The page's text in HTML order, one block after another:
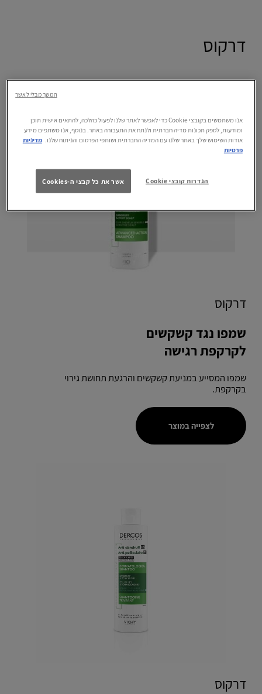
דרקוס
דרקוס
שמפו נגד קשקשים
לקרקפת רגישה
שמפו המסייע במניעת קשקשים והרגעת תחושת גירוי
בקרקפת.
לצפייה במוצר
דרקוס
אנו משתמשים בקובצי Cookie כדי לאפשר לאתר שלנו לפעול כהלכה, להתאים אישית תוכן
ומודעות, לספק תכונות מדיה חברתית ולנתח את התעבורה באתר. בנוסף, אנו משתפים מידע
אודות השימוש שלך באתר שלנו עם המדיה החברתית ושותפי הפרסום והניתוח שלנו. מדיניות
פרטיות
הגדרות קובצי Cookie אשר את כל קבצי ה-Cookies
המשך מבלי לאשר